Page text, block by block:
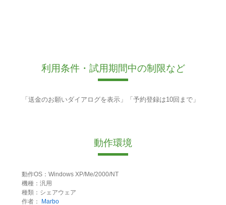
利用条件・試用期間中の制限など
「送金のお願いダイアログを表示」「予約登録は10回まで」
動作環境
動作OS：Windows XP/Me/2000/NT
機種：汎用
種類：シェアウェア
作者：
Marbo